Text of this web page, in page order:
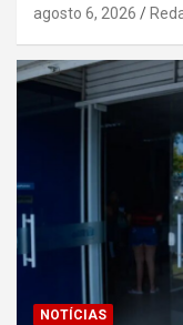
agosto 6, 2026
NOTÍCIAS